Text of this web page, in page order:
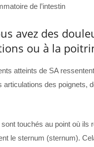
de l’intestin
avez des
ou à la
atteints de SA
articulations des poignets,
touchés au point où ils
le sternum (sternum).